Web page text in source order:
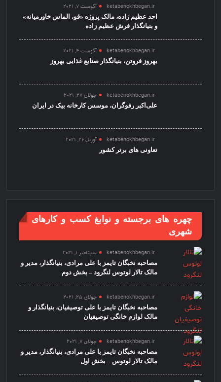
ketabenokhbegan.ir
آگوست 7, 2021
احد عظیم زاده، مالک پروژه «قو، الماس خاورمیانه»
و بنیانگذار فرش عظیم زاده
ketabenokhbegan.ir
آگوست 4, 2021
بهروز فروتن، بنیانگذار صنایع غذایی بهروز
ketabenokhbegan.ir
جولای 27, 2021
علی‌اکبر رفوگران، موسس کارخانه بیک در ایران
ketabenokhbegan.ir
آوریل 26, 2021
تعاونی های برتر کشور
چهره های برجسته و نوابغ کسب و کارهای
شهری
ketabenokhbegan.ir
سپتامبر 1, 2021
مصاحبه نخبگان تایمز با علی مرادی، بنیانگذار، مدیر و
مالک تالار لوتوس لنگرود – بخش دوم
ketabenokhbegan.ir
جولای 25, 2021
مصاحبه نخبگان تایمز با علی توصیفیان، بنیانگذار و
مالک لوازم خانگی توصیفیان
ketabenokhbegan.ir
جولای 7, 2021
مصاحبه نخبگان تایمز با علی مرادی، بنیانگذار، مدیر و
مالک تالار لوتوس – بخش اول